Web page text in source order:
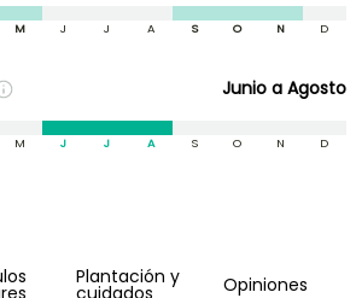
M J J A S O N D
Junio a Agosto
M J J A S O N D
Plantación y
cuidados Opiniones